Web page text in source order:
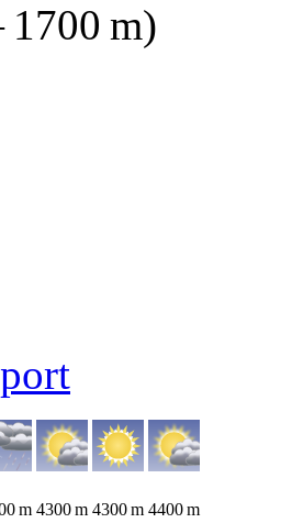
1700 m)
m 4300m 4300m 4400m